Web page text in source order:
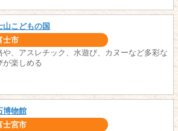
山こどもの国
士市
や、アスレチック、水遊び、カヌーなど多彩な
が楽しめる
博物館
士宮市